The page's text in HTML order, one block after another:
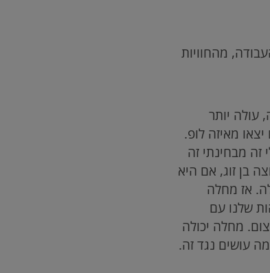
מהחוויות
עולה יותר
מאיזה לופ.
מבחינתי זה
בן זוג, אם היא
אז מחלה
שלנו עם
מחלה יכולה
עושים נגד זה.